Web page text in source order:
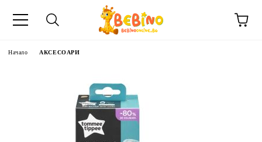
Начало АКСЕСОАРИ